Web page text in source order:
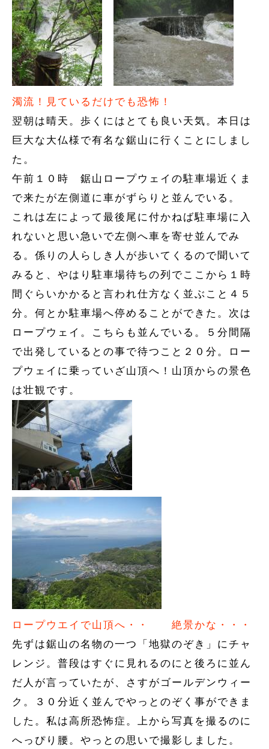
濁流！見ているだけでも恐怖！
翌朝は晴天。歩くにはとても良い天気。本日は
巨大な大仏様で有名な鋸山に行くことにしまし
た。
午前１０時 鋸山ロープウェイの駐車場近くま
で来たが左側道に車がずらりと並んでいる。
これは左によって最後尾に付かねば駐車場に入
れないと思い急いで左側へ車を寄せ並んでみ
る。係りの人らしき人が歩いてくるので聞いて
みると、やはり駐車場待ちの列でここから１時
間ぐらいかかると言われ仕方なく並ぶこと４５
分。何とか駐車場へ停めることができた。次は
ロープウェイ。こちらも並んでいる。５分間隔
で出発しているとの事で待つこと２０分。ロー
プウェイに乗っていざ山頂へ！山頂からの景色
は壮観です。
ロープウエイで山頂へ・・
絶景かな・・・
先ずは鋸山の名物の一つ「地獄のぞき」にチャ
レンジ。普段はすぐに見れるのにと後ろに並ん
だ人が言っていたが、さすがゴールデンウィー
ク。３０分近く並んでやっとのぞく事ができま
した。私は高所恐怖症。上から写真を撮るのに
へっぴり腰。やっとの思いで撮影しました。